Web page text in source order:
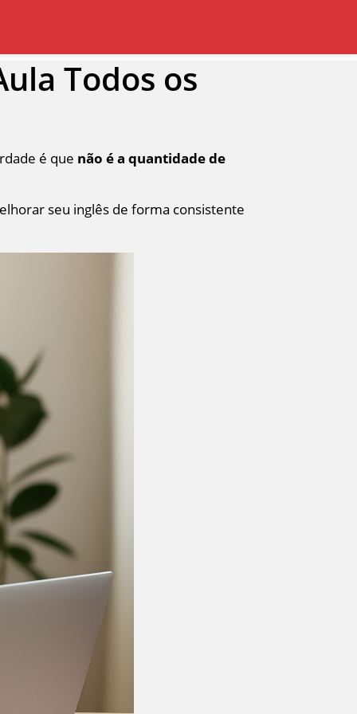
Todos os
é que não é a quantidade de
seu inglês de forma consistente